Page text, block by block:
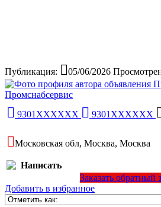
Публикация: 05/06/2026
Промснабсервис
9301XXXXXX
9301XXXXXX
Московская обл, Москва, Москва
Написать
Заказать обратный
Добавить в избранное